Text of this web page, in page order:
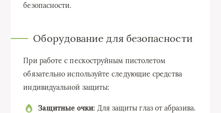
безопасности.
Оборудование для безопасности
При работе с пескоструйным пистолетом
обязательно используйте следующие средства
индивидуальной защиты:
Защитные очки: Для защиты глаз от абразива.